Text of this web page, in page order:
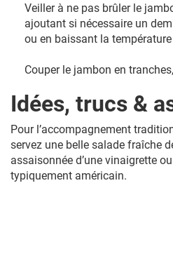
Veiller à ne pas brûler le
ajoutant si nécessaire un
ou en baissant la
Couper le jambon en
Idées, trucs &
Pour l’accompagnement
servez une belle salade fraîche
assaisonnée d’une vinaigrette
typiquement américain.